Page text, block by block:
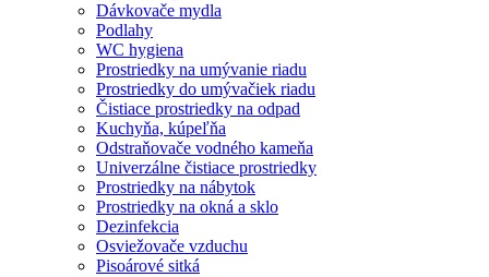
Dávkovače mydla
Podlahy
WC hygiena
Prostriedky na umývanie riadu
Prostriedky do umývačiek riadu
Čistiace prostriedky na odpad
Kuchyňa, kúpeľňa
Odstraňovače vodného kameňa
Univerzálne čistiace prostriedky
Prostriedky na nábytok
Prostriedky na okná a sklo
Dezinfekcia
Osviežovače vzduchu
Pisoárové sitká